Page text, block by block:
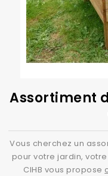
Assortiment
Vous cherchez un
pour votre jardin,
CIHB vous propose